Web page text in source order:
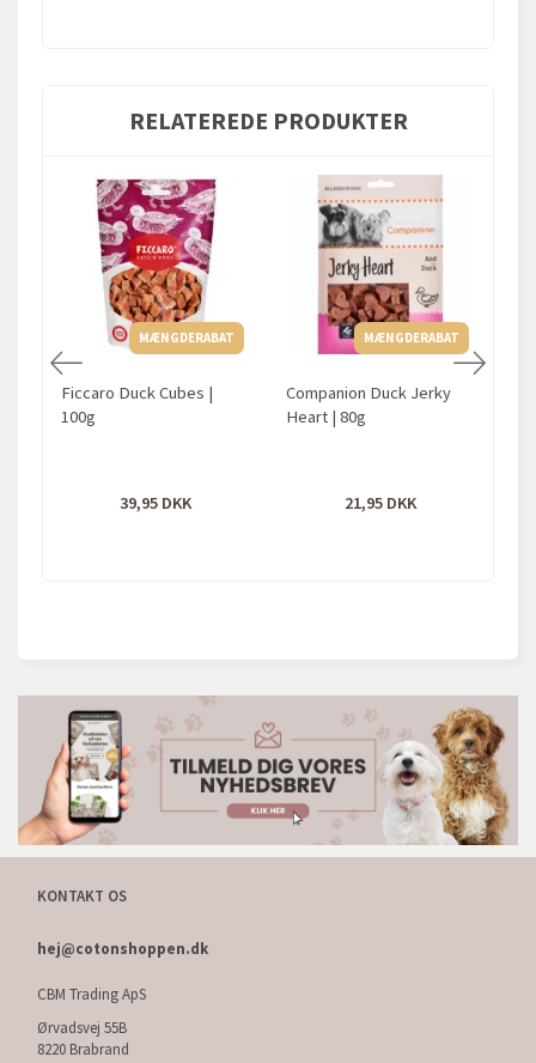
RELATEREDE PRODUKTER
MÆNGDERABAT
Ficcaro Duck Cubes |
100g
39,95
MÆNGDERABAT
Companion Duck Jerky
Heart | 80g
21,95
KONTAKT OS
hej@cotonshoppen.dk
CBM Trading ApS
Ørvadsvej 55B
8220 Brabrand